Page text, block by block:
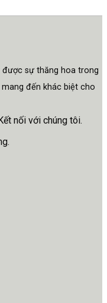
được sự thăng hoa trong
đến khác biệt cho
Kết nối với chúng tôi.